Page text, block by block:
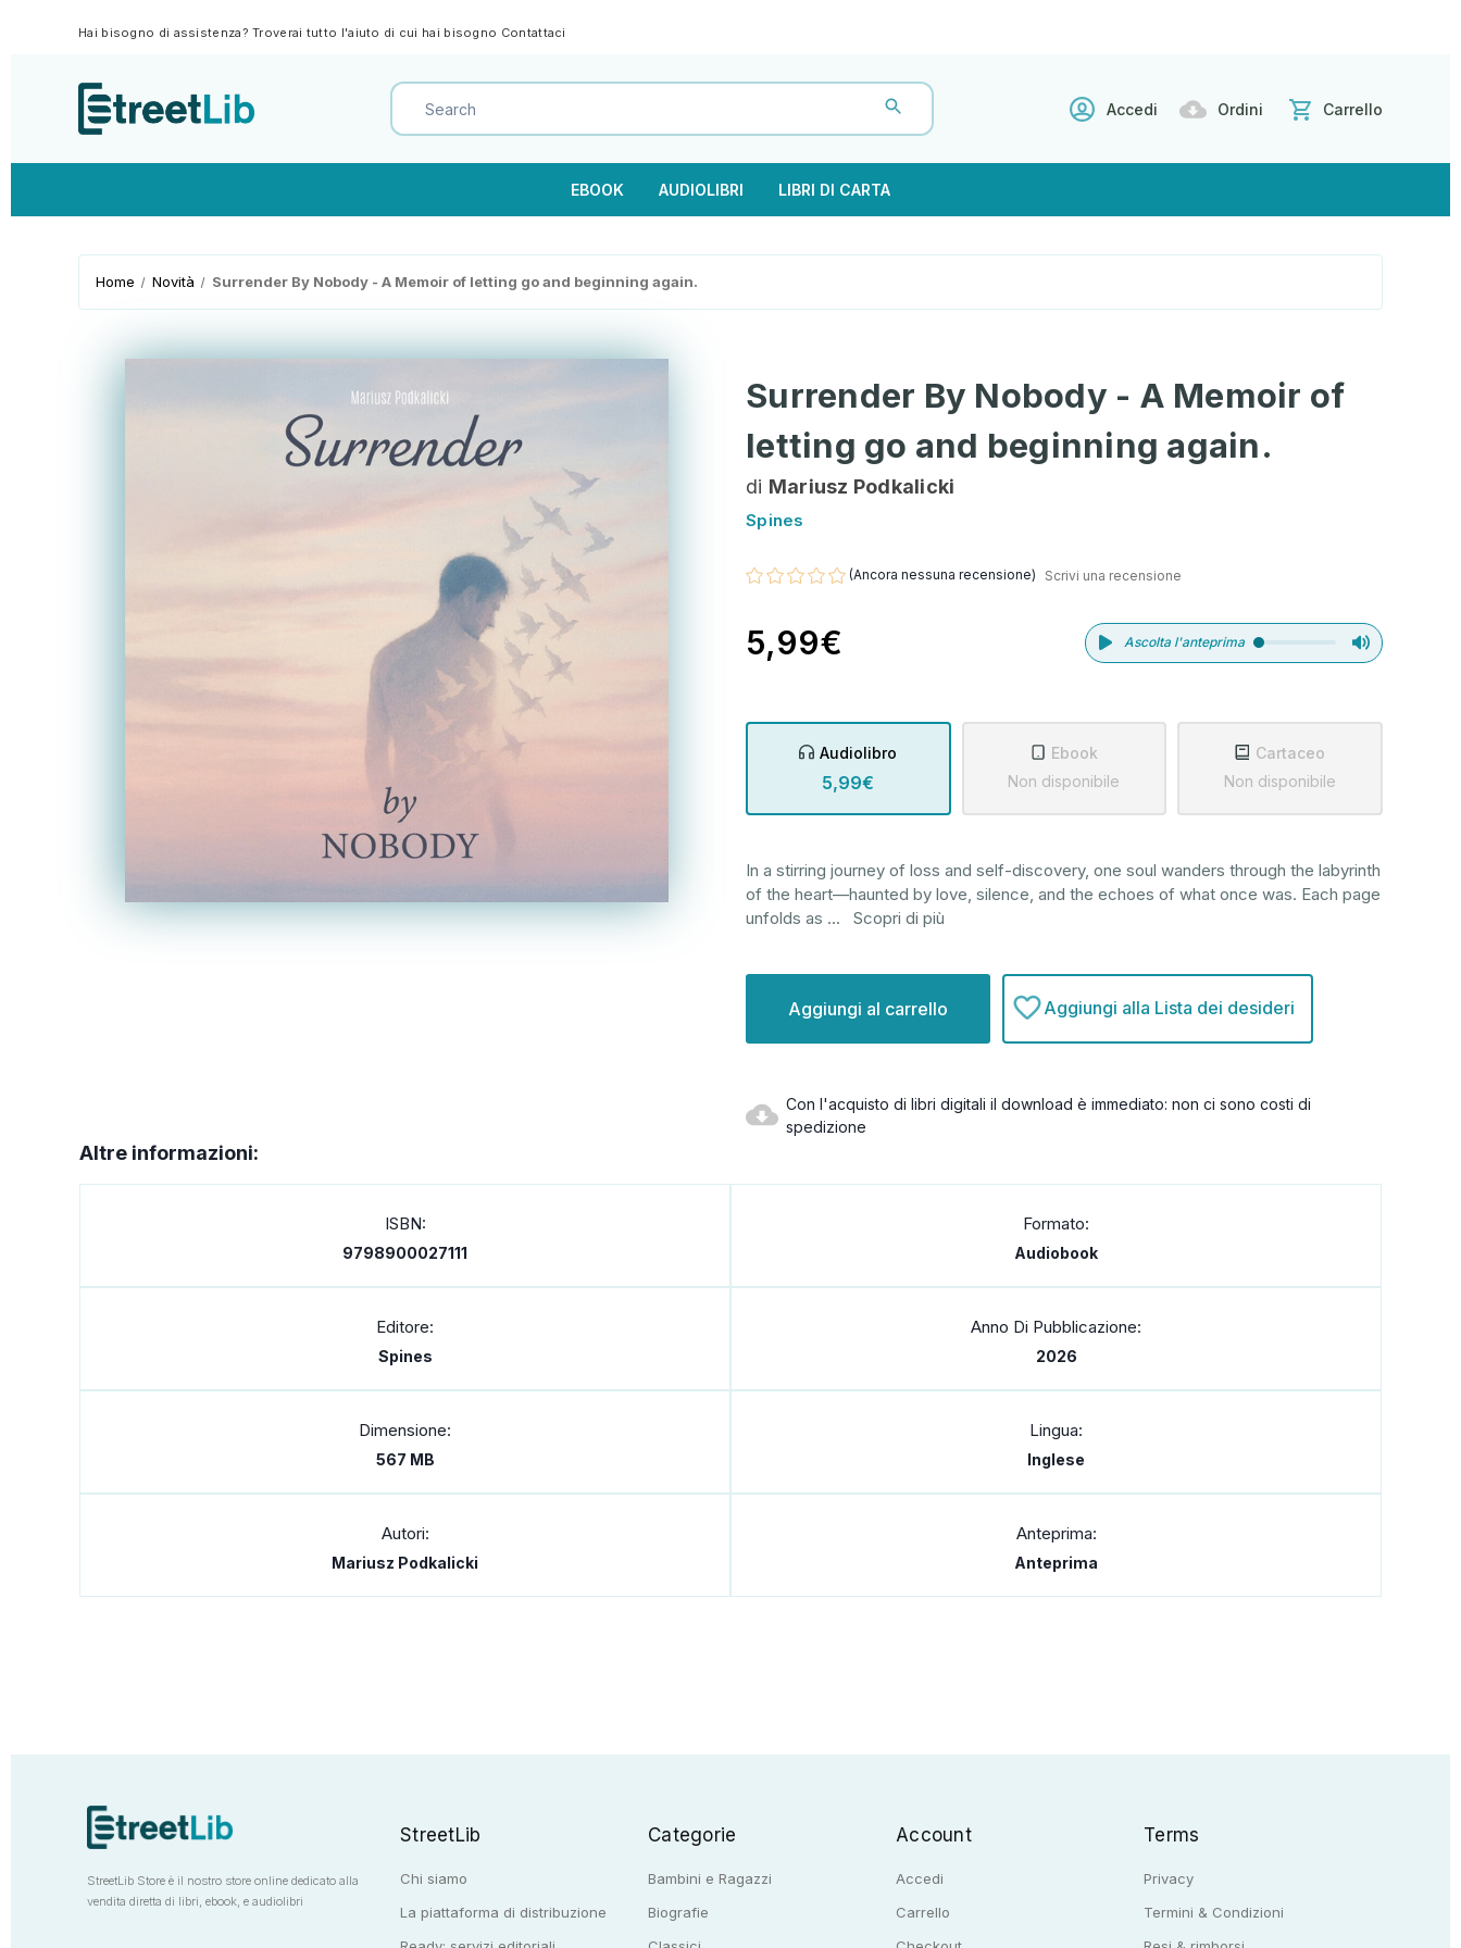
Hai bisogno di assistenza? Troverai tutto l'aiuto di cui hai bisogno Contattaci
Accedi Ordini Carrello
EBOOK AUDIOLIBRI LIBRI DI CARTA
Home Novità Surrender By Nobody - A Memoir of letting go and beginning again.
Surrender By Nobody - A Memoir of
letting go and beginning again.
di Mariusz Podkalicki
Spines
(Ancora nessuna recensione) Scrivi una recensione
5,99€ Ascolta l'anteprima
Audiolibro
5,99€
Ebook
Non disponibile
Cartaceo
Non disponibile
In a stirring journey of loss and self-discovery, one soul wanders through the labyrinth
of the heart—haunted by love, silence, and the echoes of what once was. Each page
unfolds as ... Scopri di più
attuale:
Aggiungi alla Lista dei desideri
Con l'acquisto di libri digitali il download è immediato: non ci sono costi di
spedizione
Altre informazioni:
ISBN:
9798900027111
Formato:
Audiobook
Editore:
Spines
Anno Di Pubblicazione:
2026
Dimensione:
567 MB
Lingua:
Inglese
Autori:
Mariusz Podkalicki
Anteprima:
Anteprima
StreetLib Store è il nostro store online dedicato alla
vendita diretta di libri, ebook, e audiolibri
StreetLib
Chi siamo
La piattaforma di distribuzione
Categorie
Bambini e Ragazzi
Biografie
Account
Accedi
Carrello
Terms
Privacy
Termini & Condizioni